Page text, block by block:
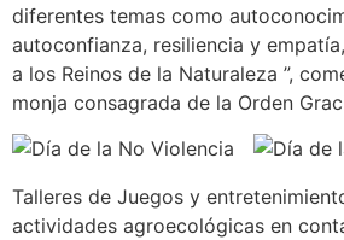
diferentes temas como
autoconfianza, resiliencia y
a los Reinos de la Naturaleza ”,
monja consagrada de la Orden
Talleres de Juegos y
actividades agroecológicas en